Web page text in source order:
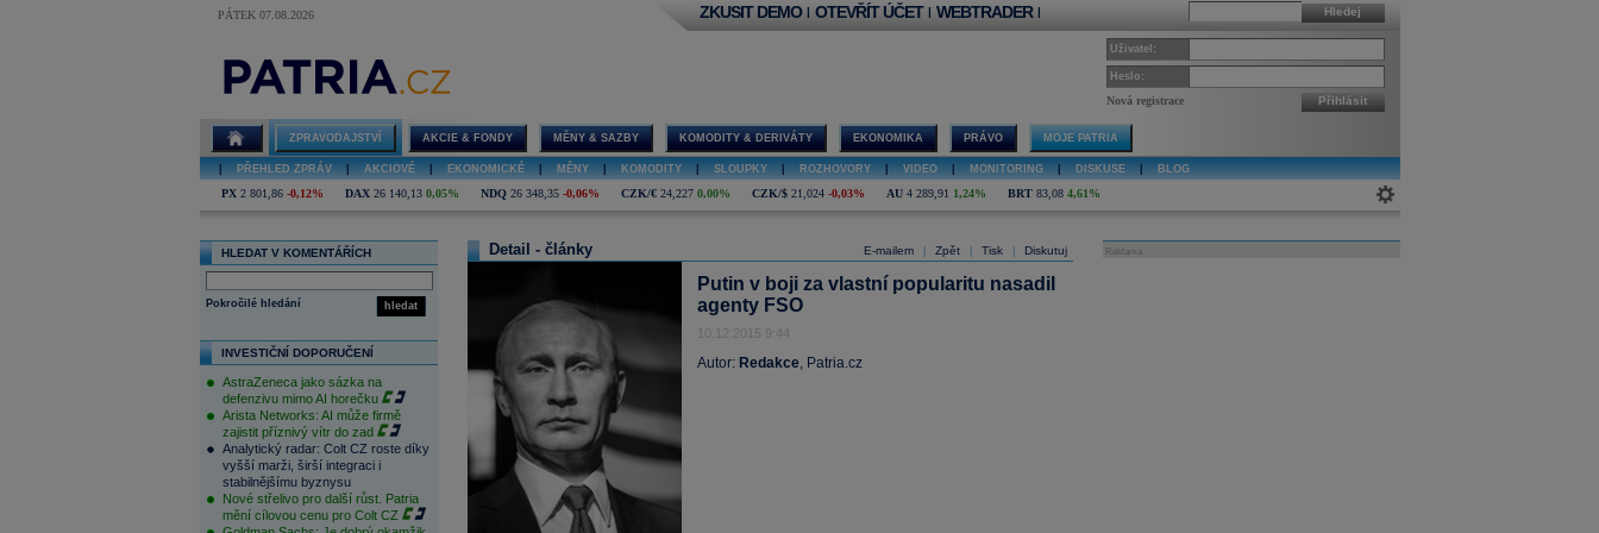
PÁTEK 07.08.2026 Hledej
ZKUSIT DEMO | OTEVŘÍT ÚČET | WEBTRADER |
Uživatel:
Heslo:
Nová registrace Přihlásit
ZPRAVODAJSTVÍ AKCIE & FONDY MĚNY & SAZBY KOMODITY & DERIVÁTY EKONOMIKA PRÁVO MOJE PATRIA
PŘEHLED ZPRÁV AKCIOVÉ EKONOMICKÉ MĚNY KOMODITY SLOUPKY ROZHOVORY VIDEO MONITORING DISKUSE BLOG
PX 2 801,86 -0,12% DAX 26 140,13 0,05% NDQ 26 348,35 -0,06% CZK/€ 24,227 0,00% CZK/$ 21,024 -0,03% AU 4 289,91 1,24% BRT 83,08 4,61%
HLEDAT V KOMENTÁŘÍCH
hledat
Pokročilé hledání
INVESTIČNÍ DOPORUČENÍ
AstraZeneca jako sázka na
defenzivu mimo AI horečku
Arista Networks: AI může firmě
zajistit příznivý vítr do zad
Analytický radar: Colt CZ roste díky
vyšší marži, širší integraci i
stabilnějšímu byznysu
Nové střelivo pro další růst. Patria
mění cílovou cenu pro Colt CZ
E-mailem Zpět Tisk Diskutuj
Detail - články
Putin v boji za vlastní popularitu nasadil
agenty FSO
10.12.2015 9:44
Autor: Redakce, Patria.cz
Reklama